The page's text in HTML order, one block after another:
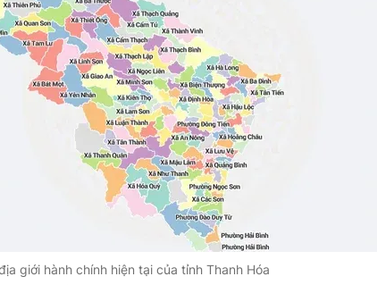
giới hành chính hiện tại của tỉnh Thanh Hóa